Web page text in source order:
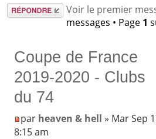
Répondre Voir le premier
messages • Page 1
Coupe de France
2019-2020 - Clubs
du 74
par heaven & hell » Mar Sep
8:15 am